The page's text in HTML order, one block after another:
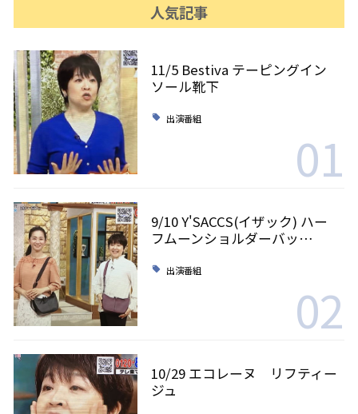
人気記事
11/5 Bestiva テーピングイン
ソール靴下
出演番組
01
9/10 Y'SACCS(イザック) ハー
フムーンショルダーバッ…
出演番組
02
10/29 エコレーヌ リフティー
ジュ